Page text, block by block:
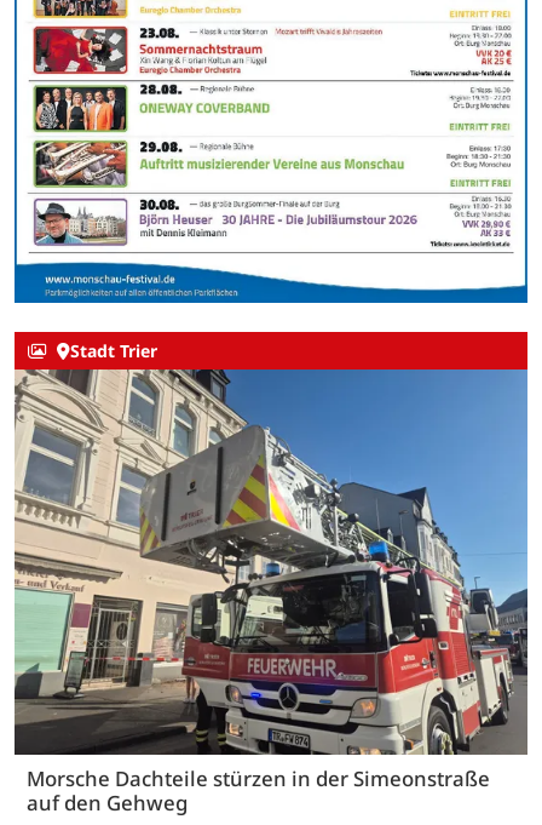
Stadt Trier
Morsche Dachteile stürzen in der Simeonstraße
auf den Gehweg